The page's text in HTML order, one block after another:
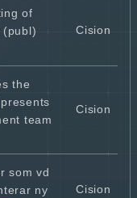
of
(publ)
Cision
the
team
Cision
som vd
ny
Cision